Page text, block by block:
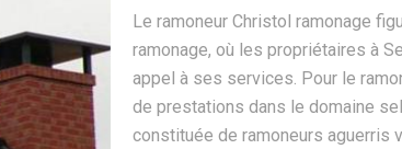
Le ramoneur Christol ramonage
ramonage, où les propriétaires à
appel à ses services. Pour le
de prestations dans le domaine
constituée de ramoneurs aguerris